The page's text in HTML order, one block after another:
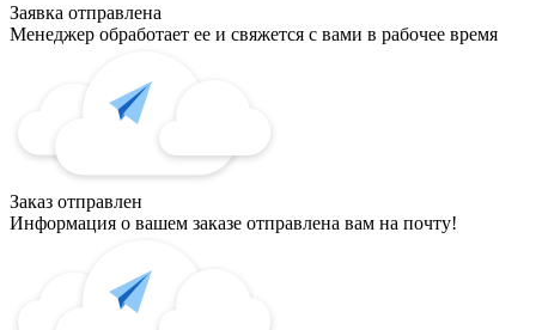
Заявка отправлена
Менеджер обработает ее и свяжется с вами в рабочее время
Заказ отправлен
Информация о вашем заказе отправлена вам на почту!